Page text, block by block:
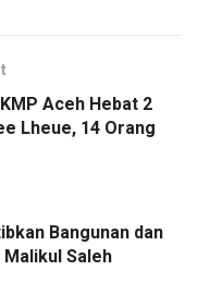
Aceh Hebat 2
Lheue, 14 Orang
Bangunan dan
Malikul Saleh